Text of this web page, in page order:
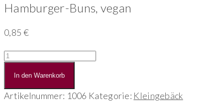
Hamburger-Buns, vegan
0,85 €
Hamburger-
vegan
Menge
In den Warenkorb
Artikelnummer: 1006 Kategorie: Kleingebäck